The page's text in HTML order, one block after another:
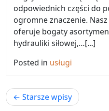
odpowiednich części do
ogromne znaczenie.
oferuje bogaty
hydrauliki siłowej,…[...]
Posted in usługi
Nawigacja
Starsze wpisy